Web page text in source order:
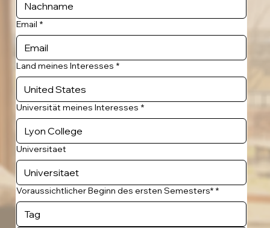
Email *
Land meines Interesses *
Universität meines Interesses *
Universitaet
Voraussichtlicher Beginn des ersten Semesters* *